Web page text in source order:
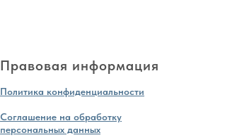
Правовая информация
Политика конфиденциальности
Соглашение на обработку
персональных данных